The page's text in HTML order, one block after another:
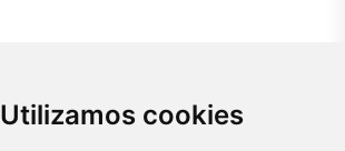
Utilizamos cookies